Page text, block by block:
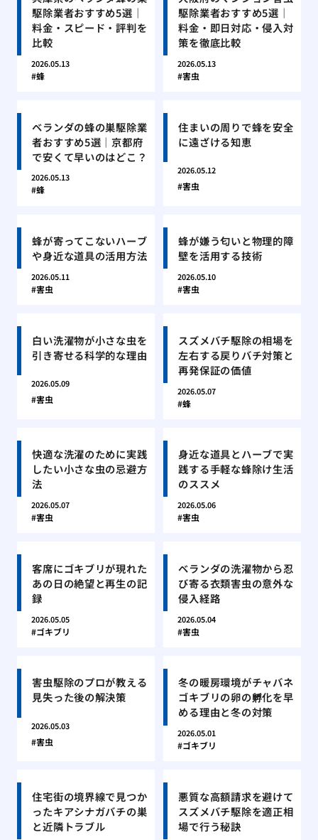
駆除業者おすすめ5選｜
料金・スピード・評判を
比較
2026.05.13
蜂
駆除業者おすすめ5選｜
料金・即日対応・侵入対
策を徹底比較
2026.05.13
害虫
ベランダの蜂の巣駆除業
者おすすめ5選｜京都府
で安くて早いのはどこ？
2026.05.13
蜂
住まいの周りで蜂を安全
に遠ざける知恵
2026.05.12
害虫
蜂が寄ってこないハーブ
や身近な道具の活用方法
2026.05.11
害虫
蜂が嫌う匂いと物理的障
壁を活用する技術
2026.05.10
害虫
白い洗濯物が小さな虫を
引き寄せる科学的な理由
2026.05.09
害虫
スズメバチ駆除の相場を
左右する戻りバチ対策と
再発保証の価値
2026.05.07
蜂
快適な洗濯のために実践
したい小さな虫の忌避方
法
2026.05.07
害虫
身近な道具とハーブで実
践する手軽な蜂除け生活
のススメ
2026.05.06
害虫
客席にゴキブリが現れた
あの日の絶望と再生の記
録
2026.05.05
ゴキブリ
ベランダの洗濯物から忍
び寄る衣類害虫の意外な
侵入経路
2026.05.04
害虫
害虫駆除のプロが教える
見失った後の解決策
2026.05.03
害虫
冬の暖房環境がチャバネ
ゴキブリの卵の孵化を早
める理由と冬の対策
2026.05.01
ゴキブリ
住宅街の境界線で見つか
ったキアシナガバチの巣
と近隣トラブル
悪質な高額請求を避けて
スズメバチ駆除を適正相
場で行う秘訣